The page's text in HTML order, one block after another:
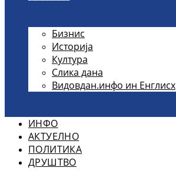
Бизнис
Историја
Култура
Слика дана
Видовдан.инфо ин Енглисх
ИНФО
АКТУЕЛНО
ПОЛИТИКА
ДРУШТВО